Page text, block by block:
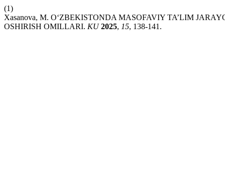
(1)
Xasanova, M. O‘ZBEKISTONDA MASOFAVIY TA’LIM
OSHIRISH OMILLARI. KU 2025, 15, 138-141.